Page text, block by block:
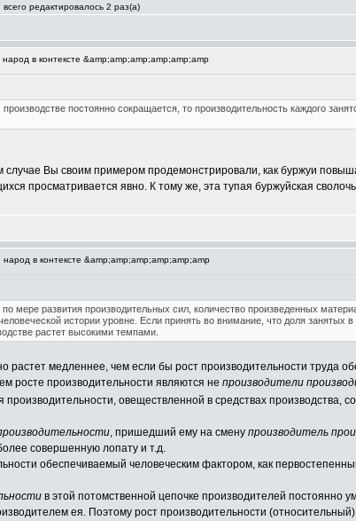
редактировалось 2 раз(а)
в контексте &amp;amp;amp;amp;amp;amp
постоянно сокращается, то производительность каждого
Вы своим примером продемонстрировали, как буржуи
просматривается явно. К тому же, эта тупая буржуйская
в контексте &amp;amp;amp;amp;amp;amp
мере развития производительных сил, количество произведенных
истории уровне. Если принять во внимание, что доля занятых
растет высокими темпами.
растет медленнее, чем если бы рост производительности труда
росте производительности являются не производители
овеществленной в средствах производства,
, пришедший ему на смену производитель
совершенную лопату и т.д.
обеспечиваемый человеческим фактором, как
в этой потомственной цепочке производителей постоянно
ея. Поэтому рост производительности